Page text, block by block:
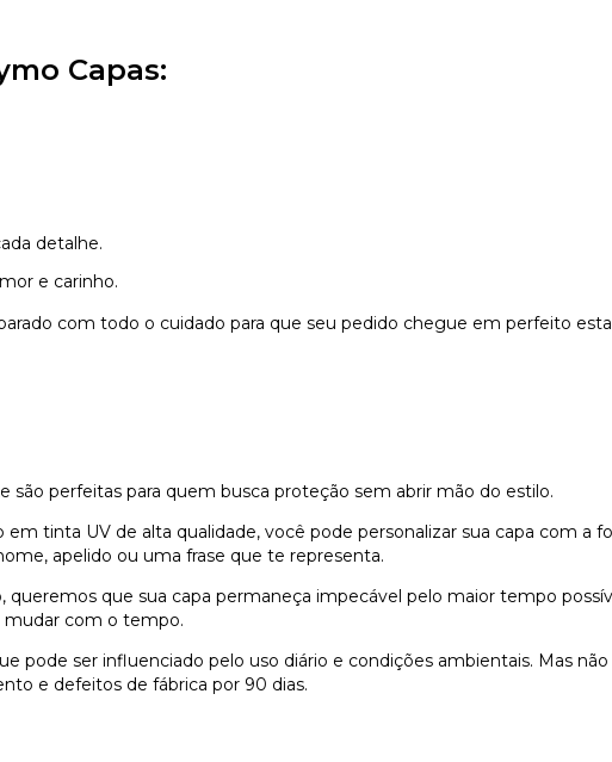
Capas:
detalhe.
e carinho.
com todo o cuidado para que seu pedido chegue em perfeito
são perfeitas para quem busca proteção sem abrir mão do estilo.
tinta UV de alta qualidade, você pode personalizar sua capa com a
apelido ou uma frase que te representa.
queremos que sua capa permaneça impecável pelo maior tempo
com o tempo.
pode ser influenciado pelo uso diário e condições ambientais. Mas
e defeitos de fábrica por 90 dias.